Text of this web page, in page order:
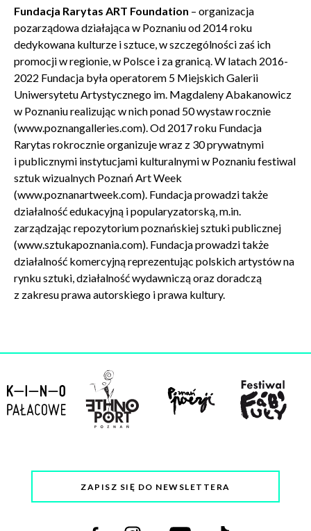
Fundacja Rarytas ART Foundation – organizacja
pozarządowa działająca w Poznaniu od 2014 roku
dedykowana kulturze i sztuce, w szczególności zaś ich
promocji w regionie, w Polsce i za granicą. W latach 2016-
2022 Fundacja była operatorem 5 Miejskich Galerii
Uniwersytetu Artystycznego im. Magdaleny Abakanowicz
w Poznaniu realizując w nich ponad 50 wystaw rocznie
(www.poznangalleries.com). Od 2017 roku Fundacja
Rarytas rokrocznie organizuje wraz z 30 prywatnymi
i publicznymi instytucjami kulturalnymi w Poznaniu festiwal
sztuk wizualnych Poznań Art Week
(www.poznanartweek.com). Fundacja prowadzi także
działalność edukacyjną i popularyzatorską, m.in.
zarządzając repozytorium poznańskiej sztuki publicznej
(www.sztukapoznania.com). Fundacja prowadzi także
działalność komercyjną reprezentując polskich artystów na
rynku sztuki, działalność wydawniczą oraz doradczą
z zakresu prawa autorskiego i prawa kultury.
ZAPISZ SIĘ DO NEWSLETTERA
Odwiedź Odwiedź Odwiedź Odwiedź